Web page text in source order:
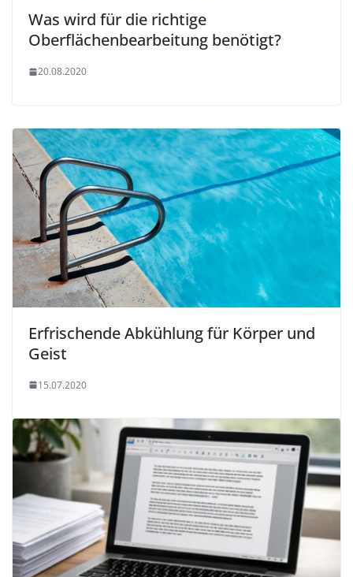
Was wird für die richtige
Oberflächenbearbeitung benötigt?
20.08.2020
Erfrischende Abkühlung für Körper und
Geist
15.07.2020